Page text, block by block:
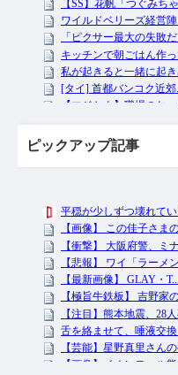
ピックアップ記事